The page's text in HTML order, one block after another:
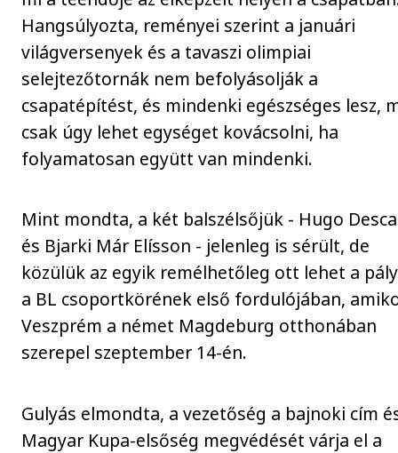
Hangsúlyozta, reményei szerint a januári
világversenyek és a tavaszi olimpiai
selejtezőtornák nem befolyásolják a
csapatépítést, és mindenki egészséges lesz,
csak úgy lehet egységet kovácsolni, ha
folyamatosan együtt van mindenki.
Mint mondta, a két balszélsőjük - Hugo
és Bjarki Már Elísson - jelenleg is sérült, de
közülük az egyik remélhetőleg ott lehet a
a BL csoportkörének első fordulójában,
Veszprém a német Magdeburg otthonában
szerepel szeptember 14-én.
Gulyás elmondta, a vezetőség a bajnoki cím
Magyar Kupa-elsőség megvédését várja el a